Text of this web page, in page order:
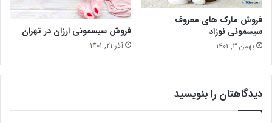
فروش مارک های معروف
سیسمونی نوزاد
بهمن 3, 1401
فروش سیسمونی ارزان در تهران
آذر 21, 1401
دیدگاهتان را بنویسید